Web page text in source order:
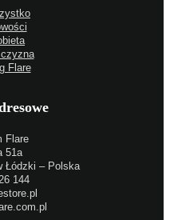
Flare
Flare
51a
Łódzki – Polska
144